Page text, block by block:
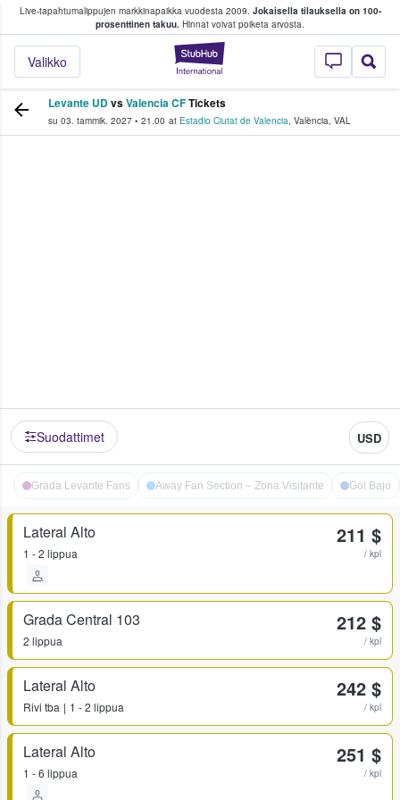
Live-tapahtumalippujen markkinapaikka vuodesta 2009. Jokaisella tilauksella on 100-
prosenttinen takuu. Hinnat voivat poiketa arvosta.
StubHub -
Valikko
fanit ostavat ja myyvät lippuja
Levante UDvsValencia CFTickets
su 03. tammik. 2027 • 21.00 at Estadio Ciutat de Valencia, València, VAL
Suodattimet USD
Grada Levante Fans Away Fan Section – Zona Visitante Gol Bajo
Lateral Alto
1 - 2 lippua
211 $
/ kpl
Grada Central 103
2 lippua
212 $
/ kpl
Lateral Alto
Rivi tba 1 - 2 lippua
242 $
/ kpl
Lateral Alto
1 - 6 lippua
251 $
/ kpl